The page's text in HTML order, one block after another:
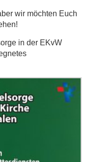
wir möchten Euch
in der EKvW